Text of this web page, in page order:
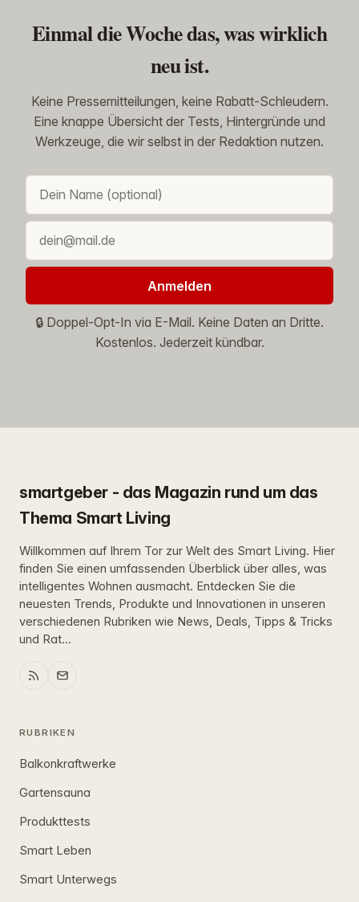
Einmal die Woche das, was wirklich
neu ist.
Keine Pressemitteilungen, keine Rabatt-Schleudern.
Eine knappe Übersicht der Tests, Hintergründe und
Werkzeuge, die wir selbst in der Redaktion nutzen.
Anmelden
🔒 Doppel-Opt-In via E-Mail. Keine Daten an Dritte.
Kostenlos. Jederzeit kündbar.
smartgeber - das Magazin rund um das
Thema Smart Living
Willkommen auf Ihrem Tor zur Welt des Smart Living. Hier
finden Sie einen umfassenden Überblick über alles, was
intelligentes Wohnen ausmacht. Entdecken Sie die
neuesten Trends, Produkte und Innovationen in unseren
verschiedenen Rubriken wie News, Deals, Tipps & Tricks
und Rat...
RUBRIKEN
Balkonkraftwerke
Gartensauna
Produkttests
Smart Leben
Smart Unterwegs